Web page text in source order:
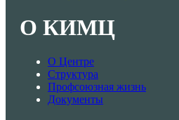
О КИМЦ
О Центре
Структура
Профсоюзная жизнь
Документы